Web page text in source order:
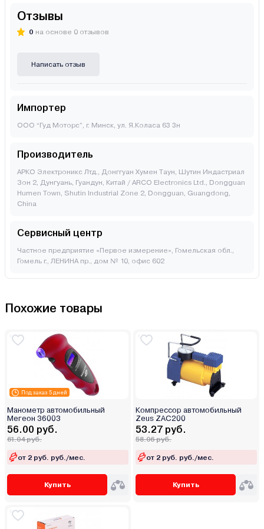
Отзывы
0 на основе 0 отзывов
Написать отзыв
Импортер
ООО “Гуд Моторс”, г. Минск, ул. Я.Коласа 63 3н
Производитель
АРКО Электроникс Лтд., Донггуан Хумен Таун, Шутин Индастриал
Зон 2, Дунгуань, Гуандун, Китай / ARCO Electronics Ltd., Dongguan
Humen Town, Shutin Industrial Zone 2, Dongguan, Guangdong,
China
Сервисный центр
Частное предприятие «Первое измерение», Гомельская обл.,
Гомель г., ЛЕНИНА пр., дом № 10, офис 602
Похожие товары
Под заказ 5 дней
Манометр автомобильный
Мегеон 36003
56.00 руб.
61.04 руб.
от 2 руб. руб./мес.
Купить
Компрессор автомобильный
Zeus ZAC200
53.27 руб.
58.06 руб.
от 2 руб. руб./мес.
Купить